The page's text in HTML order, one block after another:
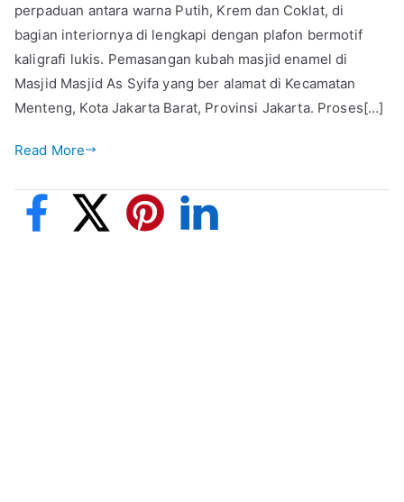
perpaduan antara warna Putih, Krem dan Coklat, di
bagian interiornya di lengkapi dengan plafon bermotif
kaligrafi lukis. Pemasangan kubah masjid enamel di
Masjid Masjid As Syifa yang ber alamat di Kecamatan
Menteng, Kota Jakarta Barat, Provinsi Jakarta. Proses[…]
Read More